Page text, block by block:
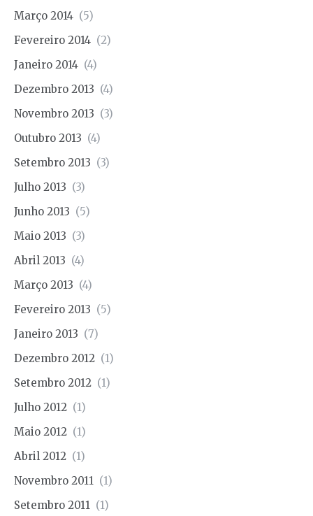
Março 2014 (5)
Fevereiro 2014 (2)
Janeiro 2014 (4)
Dezembro 2013 (4)
Novembro 2013 (3)
Outubro 2013 (4)
Setembro 2013 (3)
Julho 2013 (3)
Junho 2013 (5)
Maio 2013 (3)
Abril 2013 (4)
Março 2013 (4)
Fevereiro 2013 (5)
Janeiro 2013 (7)
Dezembro 2012 (1)
Setembro 2012 (1)
Julho 2012 (1)
Maio 2012 (1)
Abril 2012 (1)
Novembro 2011 (1)
Setembro 2011 (1)